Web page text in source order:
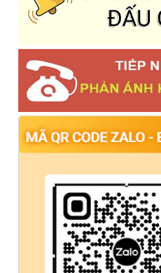
Thông báo Về việc phân công
Dương lịch năm 2026 và các
Báo cáo tình hình quản lý, sử
tài sản công năm 2025
Thông báo Báo cáo tình hình
chủ, tự chịu trách nhiệm theo
Thông báo Danh sách người
thông báo cấp lại Giấy đăng ký
Luật TNHH PK Việt Nam
sự hành nghề công chứng
Thông báo Về việc công bố
viên tư pháp, người giám định tư
Thông báo Đăng ký tập sự
chứng cho bà Nguyễn Bình